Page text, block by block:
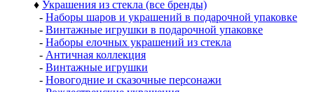
♦ Украшения из стекла (все бренды)
- Наборы шаров и украшений в подарочной упаковке
- Винтажные игрушки в подарочной упаковке
- Наборы елочных украшений из стекла
- Античная коллекция
- Винтажные игрушки
- Новогодние и сказочные персонажи